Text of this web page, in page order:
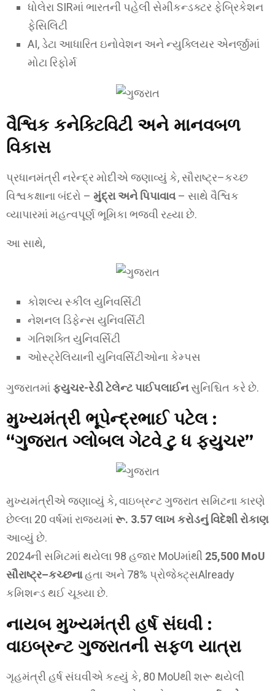
ધોલેરા SIRમાં ભારતની પહેલી સેમીકન્ડક્ટર ફેબ્રિકેશન
ફેસિલિટી
AI, ડેટા આધારિત ઇનોવેશન અને ન્યુક્લિયર એનર્જીમાં
મોટા રિફોર્મ
વૈશ્વિક કનેક્ટિવિટી અને માનવબળ
વિકાસ
પ્રધાનમંત્રી નરેન્દ્ર મોદીએ જણાવ્યું કે, સૌરાષ્ટ્ર–કચ્છ
વિશ્વકક્ષાના બંદરો – મુંદ્રા અને પિપાવાવ– સાથે વૈશ્વિક
વ્યાપારમાં મહત્વપૂર્ણ ભૂમિકા ભજવી રહ્યા છે.
આ સાથે,
કોશલ્ય સ્કીલ યુનિવર્સિટી
નેશનલ ડિફેન્સ યુનિવર્સિટી
ગતિશક્તિ યુનિવર્સિટી
ઓસ્ટ્રેલિયાની યુનિવર્સિટીઓના કેમ્પસ
ગુજરાતમાંફ્યુચર-રેડી ટેલેન્ટ પાઈપલાઈનસુનિશ્ચિત કરે છે.
મુખ્યમંત્રી ભૂપેન્દ્રભાઈ પટેલ :
“ગુજરાત ગ્લોબલ ગેટવે ટુ ધ ફ્યુચર”
મુખ્યમંત્રીએ જણાવ્યું કે, વાઇબ્રન્ટ ગુજરાત સમિટના કારણે
છેલ્લા 20 વર્ષમાં રાજ્યમાંરૂ. 3.57 લાખ કરોડનું વિદેશી રોકાણ
આવ્યું છે.
2024ની સમિટમાં થયેલા 98 હજાર MoUમાંથી 25,500 MoU
સૌરાષ્ટ્ર–કચ્છનાહતા અને 78% પ્રોજેક્ટ્સAlready
કમિશન્ડ થઈ ચૂક્યા છે.
નાયબ મુખ્યમંત્રી હર્ષ સંઘવી :
વાઇબ્રન્ટ ગુજરાતની સફળ યાત્રા
ગૃહમંત્રી હર્ષ સંઘવીએ કહ્યું કે, 80 MoUથી શરૂ થયેલી